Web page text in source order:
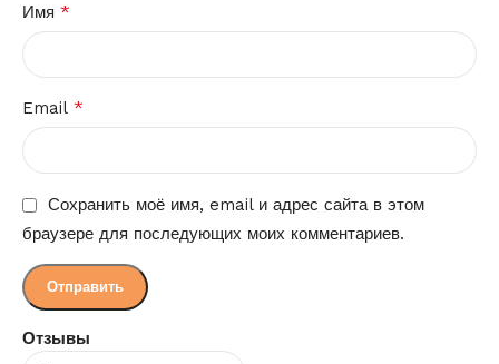
Отзывы
Имя *
Email *
Сохранить моё имя, email и адрес сайта в этом
браузере для последующих моих комментариев.